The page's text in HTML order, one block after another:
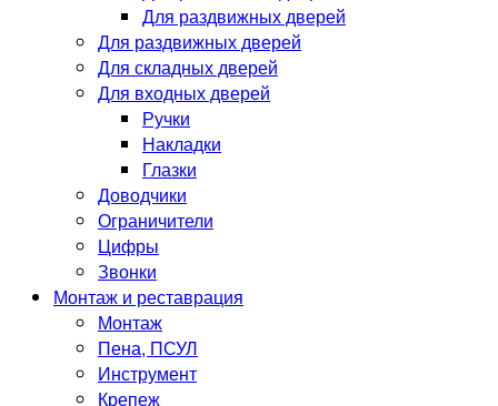
Для раздвижных дверей
Для раздвижных дверей
Для складных дверей
Для входных дверей
Ручки
Накладки
Глазки
Доводчики
Ограничители
Цифры
Звонки
Монтаж и реставрация
Монтаж
Пена, ПСУЛ
Инструмент
Крепеж